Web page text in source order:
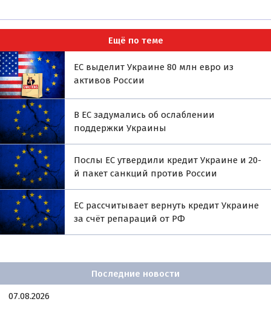
Ещё по теме
ЕС выделит Украине 80 млн евро из
активов России
В ЕС задумались об ослаблении
поддержки Украины
Послы ЕС утвердили кредит Украине и 20-
й пакет санкций против России
ЕС рассчитывает вернуть кредит Украине
за счёт репараций от РФ
Последние новости
07.08.2026